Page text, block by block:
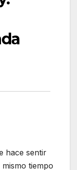
hace sentir
tiempo